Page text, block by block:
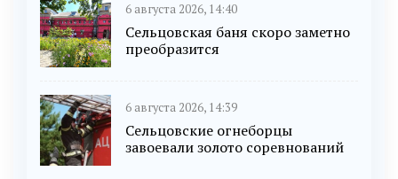
6 августа 2026, 14:40
Сельцовская баня скоро заметно
преобразится
6 августа 2026, 14:39
Сельцовские огнеборцы
завоевали золото соревнований